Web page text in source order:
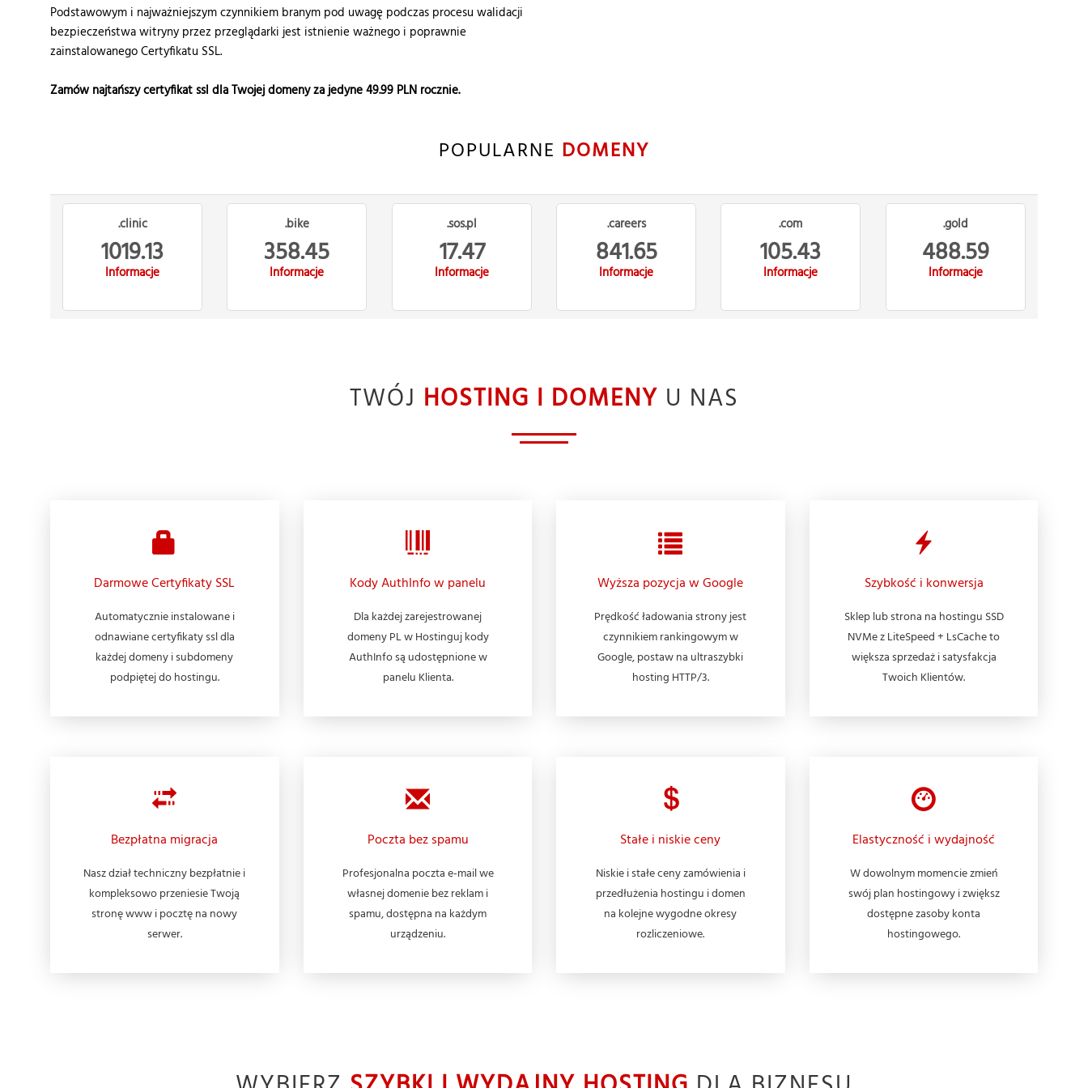
Podstawowym i najważniejszym czynnikiem branym pod uwagę podczas procesu walidacji
bezpieczeństwa witryny przez przeglądarki jest istnienie ważnego i poprawnie
zainstalowanego Certyfikatu SSL.
Zamów najtańszy certyfikat ssl dla Twojej domeny za jedyne49.99 PLN rocznie.
POPULARNE DOMENY
.clinic
1019.13
Informacje
.bike
358.45
Informacje
.sos.pl
17.47
Informacje
.careers
841.65
Informacje
.com
105.43
Informacje
.gold
488.59
Informacje
TWÓJ HOSTING I DOMENY U NAS
Darmowe Certyfikaty SSL
Automatycznie instalowane i
odnawiane certyfikaty ssl dla
każdej domeny i subdomeny
podpiętej do hostingu.
Kody AuthInfo w panelu
Dla każdej zarejestrowanej
domeny PL w Hostinguj kody
AuthInfo są udostępnione w
panelu Klienta.
Wyższa pozycja w Google
Prędkość ładowania strony jest
czynnikiem rankingowym w
Google, postaw na ultraszybki
hosting HTTP/3.
Szybkość i konwersja
Sklep lub strona na hostingu SSD
NVMe z LiteSpeed + LsCache to
większa sprzedaż i satysfakcja
Twoich Klientów.
Bezpłatna migracja
Nasz dział techniczny bezpłatnie i
kompleksowo przeniesie Twoją
stronę www i pocztę na nowy
serwer.
Poczta bez spamu
Profesjonalna poczta e-mail we
własnej domenie bez reklam i
spamu, dostępna na każdym
urządzeniu.
Stałe i niskie ceny
Niskie i stałe ceny zamówienia i
przedłużenia hostingu i domen
na kolejne wygodne okresy
rozliczeniowe.
Elastyczność i wydajność
W dowolnym momencie zmień
swój plan hostingowy i zwiększ
dostępne zasoby konta
hostingowego.